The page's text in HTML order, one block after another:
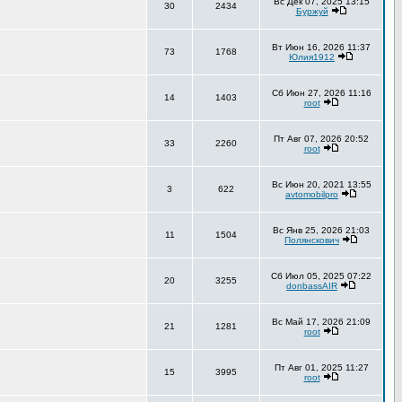
30 2434
Буржуй
73 1768
Вт Июн 16, 2026 11:37
Юлия1912
14 1403
Сб Июн 27, 2026 11:16
root
33 2260
Пт Авг 07, 2026 20:52
root
3 622
Вс Июн 20, 2021 13:55
avtomobilpro
11 1504
Вс Янв 25, 2026 21:03
Полянскович
20 3255
Сб Июл 05, 2025 07:22
donbassAIR
21 1281
Вс Май 17, 2026 21:09
root
15 3995
Пт Авг 01, 2025 11:27
root